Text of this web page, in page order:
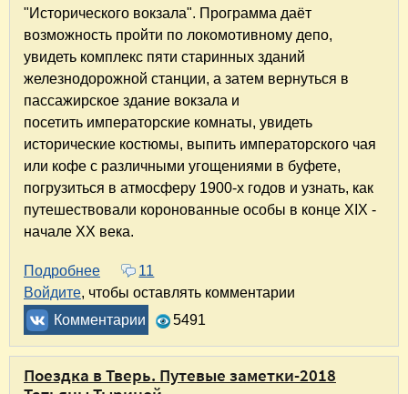
"Исторического вокзала". Программа даёт
возможность пройти по локомотивному депо,
увидеть комплекс пяти старинных зданий
железнодорожной станции, а затем вернуться в
пассажирское здание вокзала и
посетить императорские комнаты, увидеть
исторические костюмы, выпить императорского чая
или кофе с различными угощениями в буфете,
погрузиться в атмосферу 1900-х годов и узнать, как
путешествовали коронованные особы в конце XIX -
начале XX века.
Подробнее о "Исторический вокзал" в Твери.
11
Войдите, чтобы оставлять комментарии
Комментарии
5491
Поездка в Тверь. Путевые заметки-2018